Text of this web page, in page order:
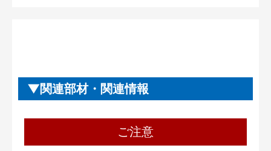
関連部材・関連情報
ご注意